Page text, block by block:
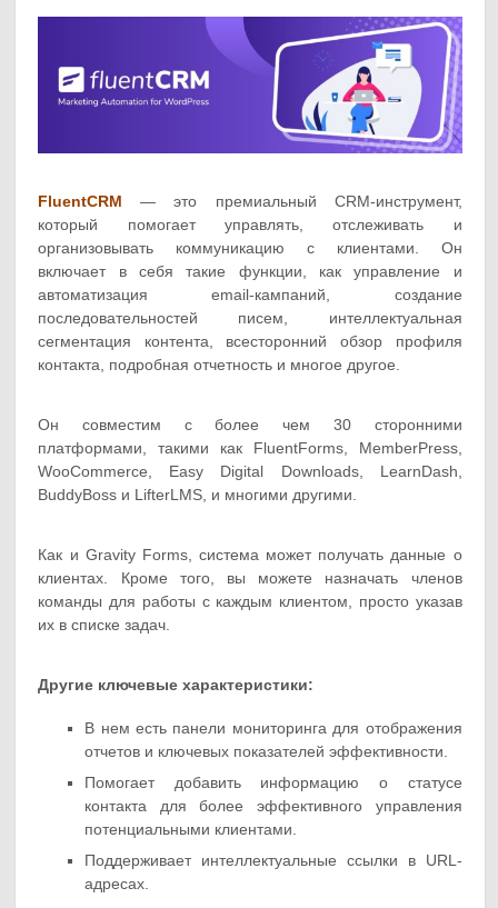
FluentCRM — это премиальный CRM-инструмент,
который помогает управлять, отслеживать и
организовывать коммуникацию с клиентами. Он
включает в себя такие функции, как управление и
автоматизация email-кампаний, создание
последовательностей писем, интеллектуальная
сегментация контента, всесторонний обзор профиля
контакта, подробная отчетность и многое другое.
Он совместим с более чем 30 сторонними
платформами, такими как FluentForms, MemberPress,
WooCommerce, Easy Digital Downloads, LearnDash,
BuddyBoss и LifterLMS, и многими другими.
Как и Gravity Forms, система может получать данные о
клиентах. Кроме того, вы можете назначать членов
команды для работы с каждым клиентом, просто указав
их в списке задач.
Другие ключевые характеристики:
В нем есть панели мониторинга для отображения
отчетов и ключевых показателей эффективности.
Помогает добавить информацию о статусе
контакта для более эффективного управления
потенциальными клиентами.
Поддерживает интеллектуальные ссылки в URL-
адресах.